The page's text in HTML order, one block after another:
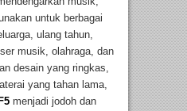
untuk berbagai
ulang tahun,
musik, olahraga, dan
desain yang ringkas,
yang tahan lama,
menjadi jodoh dan